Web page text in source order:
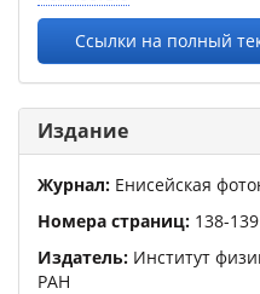
Ссылки на полный
Издание
Журнал: Енисейская
Номера страниц: 138-139
Издатель: Институт
РАН